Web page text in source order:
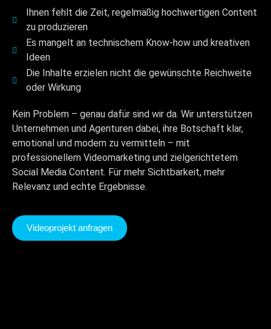
Ihnen fehlt die Zeit, regelmäßig hochwertigen Content
zu produzieren
Es mangelt an technischem Know-how und kreativen
Ideen
Die Inhalte erzielen nicht die gewünschte Reichweite
oder Wirkung
Kein Problem – genau dafür sind wir da. Wir unterstützen
Unternehmen und Agenturen dabei, ihre Botschaft klar,
emotional und modern zu vermitteln – mit
professionellem Videomarketing und zielgerichtetem
Social Media Content. Für mehr Sichtbarkeit, mehr
Relevanz und echte Ergebnisse.
Videoprojekt anfragen